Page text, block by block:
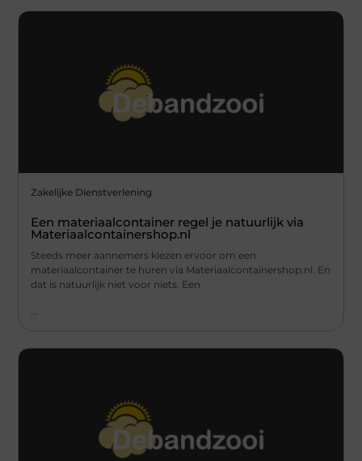
Zakelijke Dienstverlening
Een materiaalcontainer regel je natuurlijk via
Materiaalcontainershop.nl
Steeds meer aannemers kiezen ervoor om een
materiaalcontainer te huren via Materiaalcontainershop.nl. En
dat is natuurlijk niet voor niets. Een